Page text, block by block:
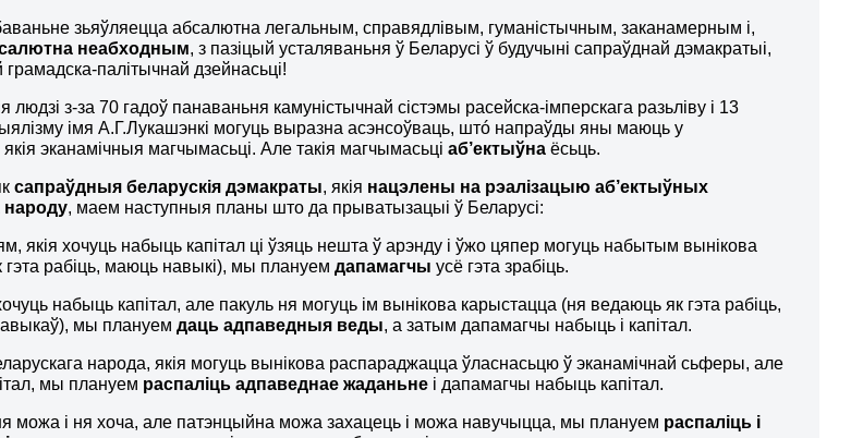
зьяўляецца абсалютна легальным, справядлівым, гуманістычным, заканамерным і,
неабходным, з пазіцый усталяваньня ў Беларусі ў будучыні сапраўднай дэмакратыі,
палітычнай дзейнасьці!
з-за 70 гадоў панаваньня камуністычнай сістэмы расейска-імперскага разьліву і 13
імя А.Г.Лукашэнкі могуць выразна асэнсоўваць, штó напраўды яны маюць у
якія эканамічныя магчымасьці. Але такія магчымасьціаб’ектыўна ёсьць.
сапраўдныя беларускія дэмакраты, якія нацэлены на рэалізацыю аб’ектыўных
народу, маем наступныя планы што да прыватызацыі ў Беларусі:
якія хочуць набыць капітал ці ўзяць нешта ў арэнду і ўжо цяпер могуць набытым вынікова
рабіць, маюць навыкі), мы плануемдапамагчыусё гэта зрабіць.
набыць капітал, але пакуль ня могуць ім вынікова карыстацца (ня ведаюць як гэта рабіць,
мы плануемдаць адпаведныя веды, а затым дапамагчы набыць і капітал.
народа, якія могуць вынікова распараджацца ўласнасьцю ў эканамічнай сьферы, але
мы плануем распаліць адпаведнае жаданьне і дапамагчы набыць капітал.
можа і ня хоча, але патэнцыйна можа захацець і можа навучыцца, мы плануем распаліць і